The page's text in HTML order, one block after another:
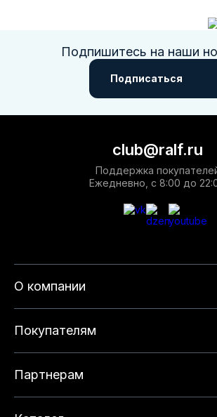
Подпишитесь на наши
Подписаться
О компании
Покупателям
Партнерам
club@ralf.ru
Поддержка
Ежедневно, с 8:00 до